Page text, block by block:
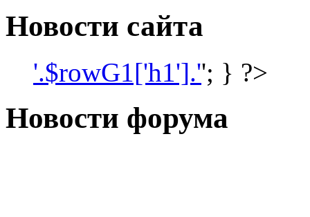
Новости сайта
'.$rowG1['h1'].''; } ?>
Новости форума